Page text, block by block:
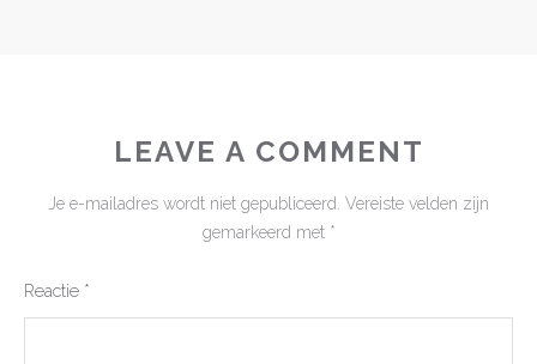
LEAVE A COMMENT
Je e-mailadres wordt niet gepubliceerd. Vereiste velden zijn
gemarkeerd met *
Reactie *